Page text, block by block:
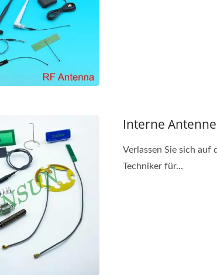
Interne Antenne
Verlassen Sie sich auf
Techniker für...